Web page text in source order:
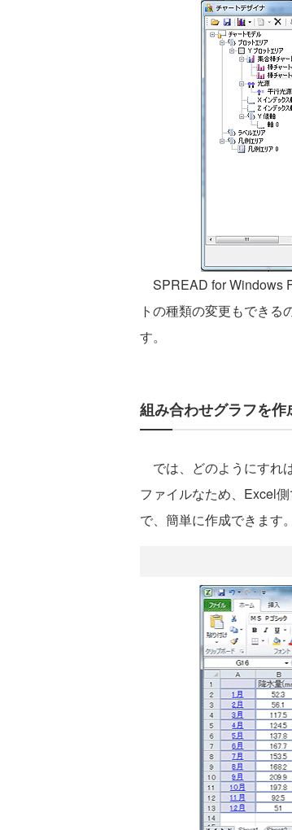
SPREAD for Windows
トの種類の変更もでき
す。
組み合わせグラフを作
では、どのようにすれ
ファイルなため、Excel
で、簡単に作成できます。